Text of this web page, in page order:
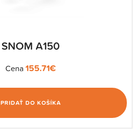
SNOM A150
Cena155.71€
PRIDAŤ DO KOŠÍKA